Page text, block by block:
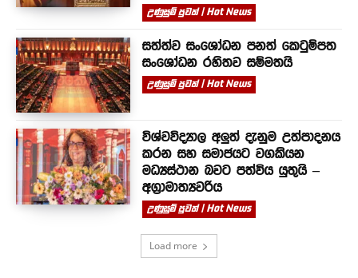
උණුසුම් පුවත් | Hot News
සත්ත්ව සංශෝධන පනත් කෙටුම්පත
සංශෝධන රහිතව සම්මතයි
උණුසුම් පුවත් | Hot News
විශ්වවිද්‍යාල අලුත් දැනුම උත්පාදනය
කරන සහ සමාජයට වගකියන
මධ්‍යස්ථාන බවට පත්විය යුතුයි –
අග්‍රාමාත්‍යවරිය
උණුසුම් පුවත් | Hot News
Load more